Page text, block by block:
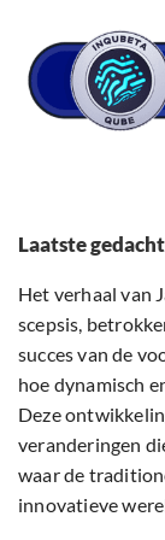
Laatste
Het verhaal van
scepsis,
succes van de
hoe dynamisch
Deze
veranderingen
waar de
innovatieve